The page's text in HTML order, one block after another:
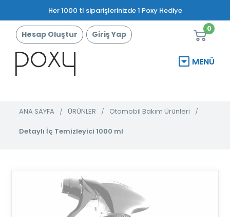
Her 1000 tl siparişlerinizde 1 Poxy Hediye
Hesap Oluştur Giriş Yap
0
MENÜ
ANA SAYFA ÜRÜNLER Otomobil Bakım Ürünleri
Detaylı İç Temizleyici 1000 ml